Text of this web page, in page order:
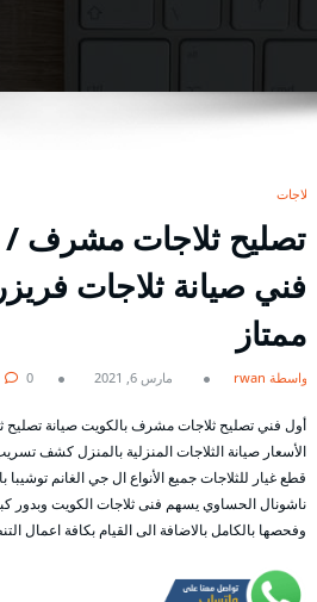
ثلاجات
فني صيانة ثلاجات
ممتاز
بواسطة rwan مارس 6, 2021 0
أول فني تصليح ثلاجات مشرف بالكويت صيانة تصليح
الأسعار صيانة الثلاجات المنزلية بالمنزل كشف
قطع غيار للثلاجات جميع الأنواع ال جي الغانم
ناشونال الحساوي يسهم فنى ثلاجات الكويت وبدور
وفحصها بالكامل بالاضافة الى القيام بكافة اعمال